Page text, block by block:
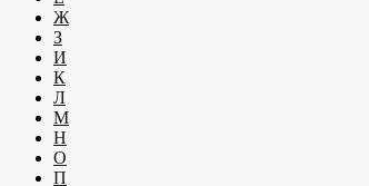
Ж
З
И
К
Л
М
Н
О
П